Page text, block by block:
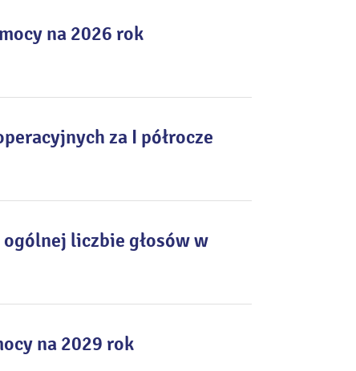
na 2026 rok
za I półrocze
liczbie głosów w
na 2029 rok